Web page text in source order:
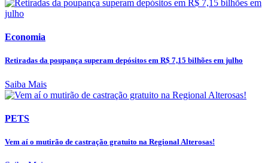
Economia
Retiradas da poupança superam depósitos em R$ 7,15 bilhões em julho
Saiba Mais
PETS
Vem aí o mutirão de castração gratuito na Regional Alterosas!